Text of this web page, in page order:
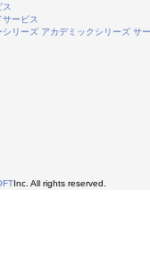
ービス
シリーズ アカデミックシリーズ サ
Inc. All rights reserved.